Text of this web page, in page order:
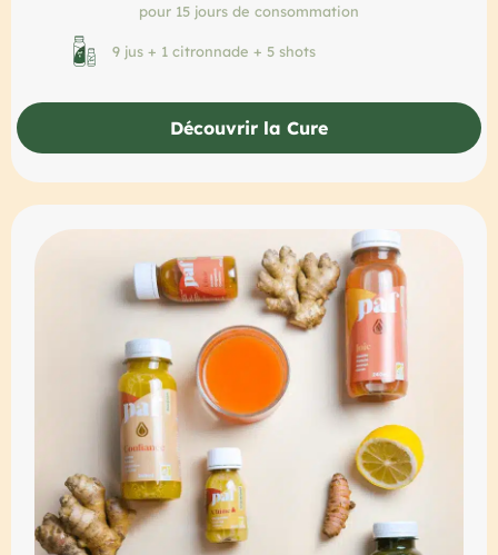
pour 15 jours de consommation
9 jus + 1 citronnade + 5 shots
Découvrir la Cure